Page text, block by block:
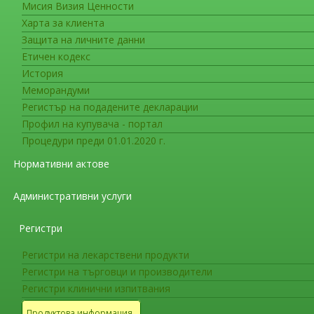
Мисия Визия Ценности
Харта за клиента
Защита на личните данни
Етичен кодекс
История
Меморандуми
Регистър на подадените декларации
Профил на купувача - портал
Процедури преди 01.01.2020 г.
Нормативни актове
Административни услуги
Регистри
Регистри на лекарствени продукти
Регистри на търговци и производители
Регистри клинични изпитвания
от сериозни нежелани ефекти
Комитетът по лекарствена безопасност
препоръки за лекарствата, съдържащи
обратима енцефалопатия (PRES) и Обратима
PRES и RCVS могат да доведат до намален
животозастрашаващи усложнения. При
PRAC препоръча на медицинските
лекарства и да потърсят лекарска помощ, ако
тежко главоболие, слабост, повръщане,